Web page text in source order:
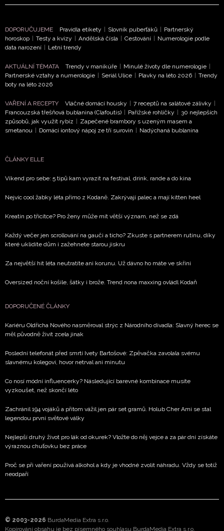
zpracováním údajů k tomuto účelu podleZásad ochrany
DOPORUČUJEME Pravidla etikety | Slovník puberťáků | Partnerský
horoskop | Testy a kvízy | Andělská čísla | Cestování | Numerologie podle
data narození | Letní trendy
AKTUÁLNÍ TÉMATA Trendy v manikúře | Minulé životy dle numerologie |
Partnerské vztahy a numerologie | Seriál Ulice | Plavky na léto 2026 | Trendy
boty na léto 2026
VAŘENÍ A RECEPTY Vláčné domácí housky | 7 receptů na salátové zálivky |
Francouzská třešňová bublanina (Clafoutis) | Pařížské rohlíčky | 30 nejlepších
způsobů, jak využít rybíz | Zapečené brambory s uzeným masem a
smetanou | Domácí iontový nápoj ze tří surovin | Nadýchaná bublanina
ČLÁNKY ELLE
Víkend pro sebe: 5 tipů kam vyrazit na festival, drink, rande a do kina
Nejvíc cool žabky léta přímo z Kodaně. Zakrývají palec a mají kitten heel
Kreatin po třicítce? Pro ženy může mít větší význam, než se zdá
Každý večer jen scrollování na gauči a ticho? Zkuste s partnerem rutinu, díky
které uklidíte dům i zažehnete starou jiskru
Za největší hit léta neutratíte ani korunu. Už dávno ho máte ve skříni
Oversized noční košile, šátky i brože. Trend nona maxxing ovládl Kodaň
DOPORUČENÉ ČLÁNKY
Kariéru Oldřicha Nového nasměroval strýc z Národního divadla: Slavný herec se
měl původně živit zcela jinak
Poslední telefonát před smrtí Ivety Bartošové: Zpěvačka zavolala svému
slavnému kolegovi, hovor netrval ani minutu
Co nosí módní influencerky? Následující barevné kombinace musíte
vyzkoušet, než skončí léto
Zachránil 194 vojáků a přitom vážil jen pár set gramů. Holub Cher Ami se stal
legendou první světové války
Nejlepší druhý život pro lák od okurek? Vložte do něj vejce a za pár dní získáte
výraznou chuťovku bez práce
Proč se při vaření používá alkohol a kdy je vhodné zvolit náhradu. Vždy se totiž
neodpaří
© 2003-2026 BurdaMedia Extra s.r.o.
Kopírování obsahu je bez písemného souhlasu BurdaMedia Extra s.r.o.